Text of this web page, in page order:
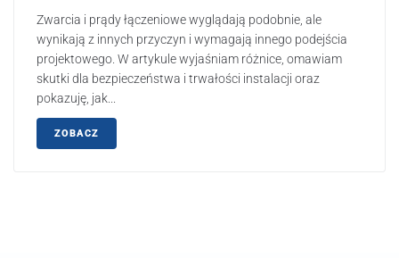
Zwarcia i prądy łączeniowe wyglądają podobnie, ale
wynikają z innych przyczyn i wymagają innego podejścia
projektowego. W artykule wyjaśniam różnice, omawiam
skutki dla bezpieczeństwa i trwałości instalacji oraz
pokazuję, jak...
ZOBACZ